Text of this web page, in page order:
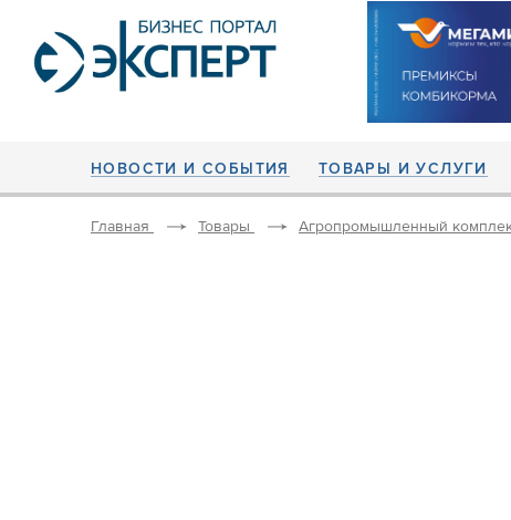
НОВОСТИ И СОБЫТИЯ ТОВАРЫ И УСЛУГИ
Главная Товары Агропромышленный